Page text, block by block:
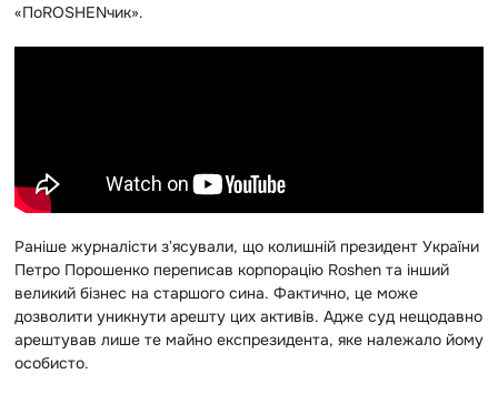
«ПоROSHENчик».
Раніше журналісти зʼясували, що колишній президент України
Петро Порошенко переписав корпорацію Roshen та інший
великий бізнес на старшого сина. Фактично, це може
дозволити уникнути арешту цих активів. Адже суд нещодавно
арештував лише те майно експрезидента, яке належало йому
особисто.